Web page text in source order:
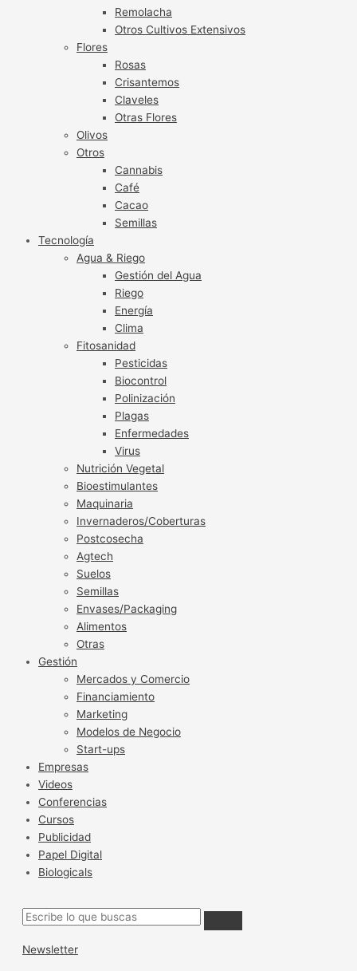
Remolacha
Otros Cultivos Extensivos
Flores
Rosas
Crisantemos
Claveles
Otras Flores
Olivos
Otros
Cannabis
Café
Cacao
Semillas
Tecnología
Agua & Riego
Gestión del Agua
Riego
Energía
Clima
Fitosanidad
Pesticidas
Biocontrol
Polinización
Plagas
Enfermedades
Virus
Nutrición Vegetal
Bioestimulantes
Maquinaria
Invernaderos/Coberturas
Postcosecha
Agtech
Suelos
Semillas
Envases/Packaging
Alimentos
Otras
Gestión
Mercados y Comercio
Financiamiento
Marketing
Modelos de Negocio
Start-ups
Empresas
Videos
Conferencias
Cursos
Publicidad
Papel Digital
Biologicals
Newsletter